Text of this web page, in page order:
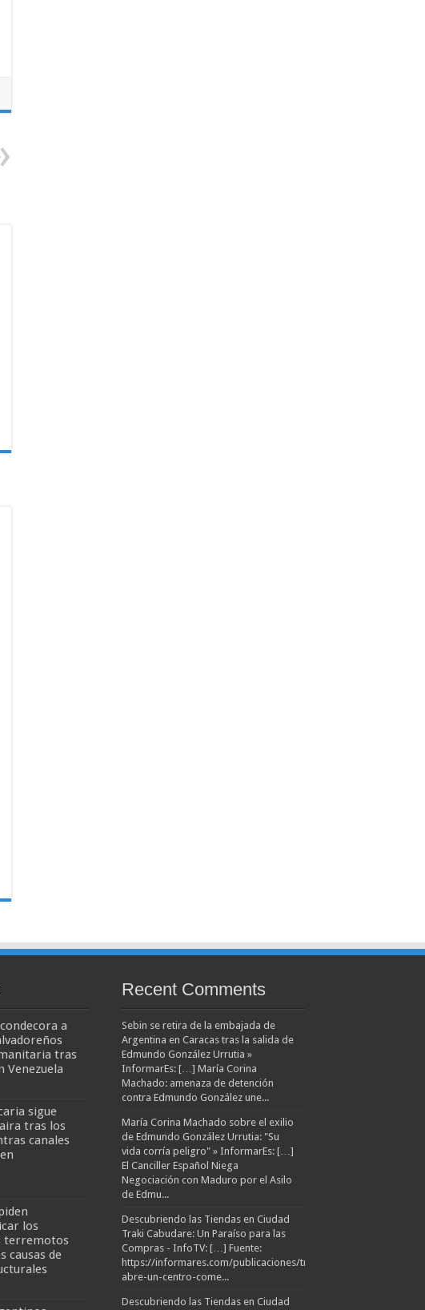
a
tras
Venezuela
sigue
tras los
canales
los
terremotos
causas de
Recent Comments
Sebin se retira de la embajada de
Argentina en Caracas tras la salida de
Edmundo González Urrutia »
InformarEs: […] María Corina
Machado: amenaza de detención
contra Edmundo González une...
María Corina Machado sobre el exilio
de Edmundo González Urrutia: "Su
vida corría peligro" » InformarEs: […]
El Canciller Español Niega
Negociación con Maduro por el Asilo
de Edmu...
Descubriendo las Tiendas en Ciudad
Traki Cabudare: Un Paraíso para las
Compras - InfoTV: […] Fuente:
https://informares.com/publicaciones/traki-
abre-un-centro-come...
Descubriendo las Tiendas en Ciudad